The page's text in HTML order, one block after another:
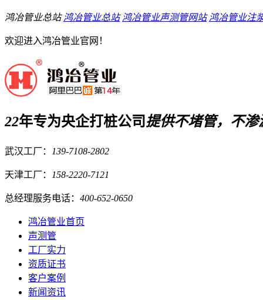
鸿冶管业总站 鸿冶管业总站 鸿冶管业声测管网站 鸿冶管业注
欢迎进入鸿冶管业官网！
22年专为央企打桩公司 提供不堵管，不渗
武汉工厂： 139-7108-2802
天津工厂： 158-2220-7121
总经理服务电话： 400-652-0650
鸿冶管业首页
声测管
工厂实力
资质证书
客户案例
新闻资讯